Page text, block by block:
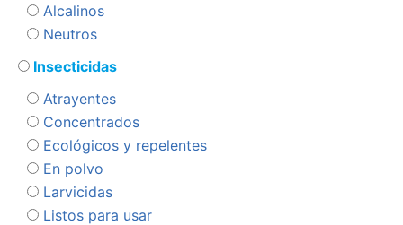
Alcalinos
Neutros
Insecticidas
Atrayentes
Concentrados
Ecológicos y repelentes
En polvo
Larvicidas
Listos para usar